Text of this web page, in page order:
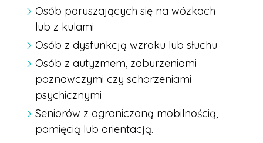
Osób poruszających się na wózkach
lub z kulami
Osób z dysfunkcją wzroku lub słuchu
Osób z autyzmem, zaburzeniami
poznawczymi czy schorzeniami
psychicznymi
Seniorów z ograniczoną mobilnością,
pamięcią lub orientacją.